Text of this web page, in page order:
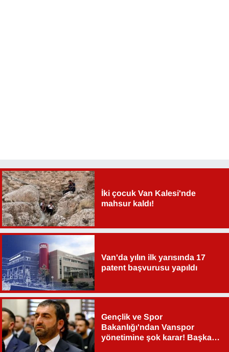
İki çocuk Van Kalesi'nde
mahsur kaldı!
Van'da yılın ilk yarısında 17
patent başvurusu yapıldı
Gençlik ve Spor
Bakanlığı'ndan Vanspor
yönetimine şok karar! Başkan